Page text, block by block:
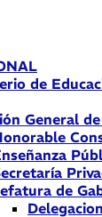
de
General
de